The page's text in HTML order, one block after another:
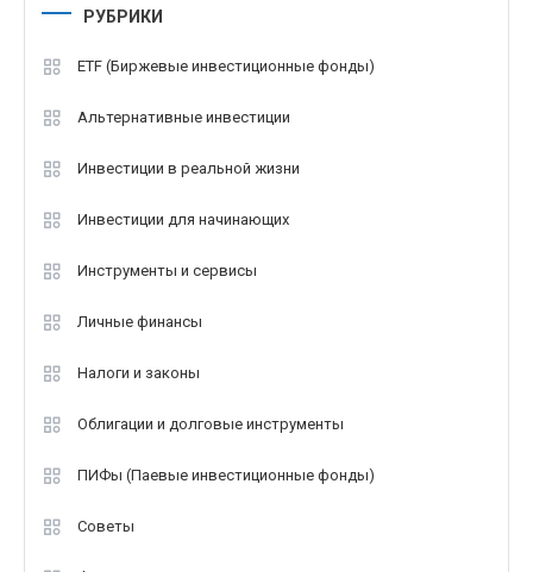
РУБРИКИ
ETF (Биржевые инвестиционные фонды)
Альтернативные инвестиции
Инвестиции в реальной жизни
Инвестиции для начинающих
Инструменты и сервисы
Личные финансы
Налоги и законы
Облигации и долговые инструменты
ПИФы (Паевые инвестиционные фонды)
Советы